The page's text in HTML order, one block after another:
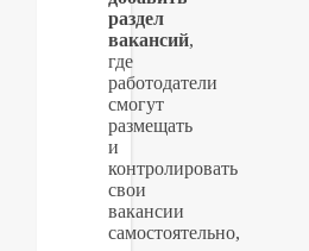
раздел
вакансий,
где
работодатели
смогут
размещать
и
контролировать
свои
вакансии
самостоятельно,